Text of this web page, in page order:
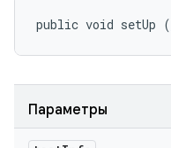
public void setUp (
Параметры